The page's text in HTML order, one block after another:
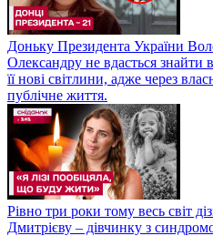
Доньку Президента України
Олександру не вдасться знайти
її нові світлини, адже через
публічне життя.
Рівно три роки тому весь світ
Дмитрієву – дівчинку з